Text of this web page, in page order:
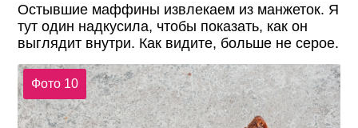
Остывшие маффины извлекаем из манжеток. Я
тут один надкусила, чтобы показать, как он
выглядит внутри. Как видите, больше не серое.
Фото 10